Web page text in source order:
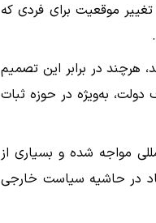
موقعیت برای فردی که
هرچند در برابر این تصمیم
دولت، به‌ویژه در حوزه ثبات
مواجه شده و بسیاری از
در حاشیه سیاست خارجی